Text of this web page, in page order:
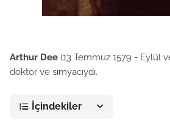
Arthur Dee (13 Temmuz 1579 - Eylül
doktor ve simyacıydı.
İçindekiler